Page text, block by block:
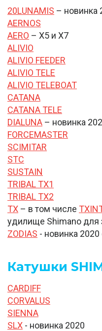
20LUNAMIS – новинка
AERNOS
AERO – X5 и X7
ALIVIO
ALIVIO FEEDER
ALIVIO TELE
ALIVIO TELEBOAT
CATANA
CATANA TELE
DIALUNA – новинка
FORCEMASTER
SCIMITAR
STC
SUSTAIN
TRIBAL TX1
TRIBAL TX2
TX – в том числе
удилище Shimano для
ZODIAS - новинка
Катушки
CARDIFF
CORVALUS
SIENNA
SLX - новинка 2020